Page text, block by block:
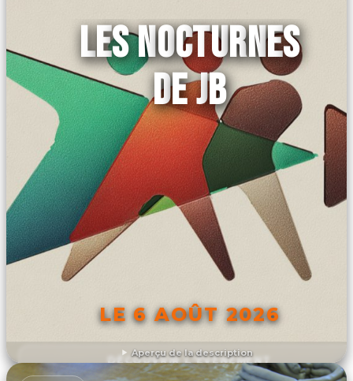
Aperçu de la description
LES NOCTURNES
DE JB
LE 6 AOÛT 2026
DÉCOUVRIR L'ÉVÉNEMENT